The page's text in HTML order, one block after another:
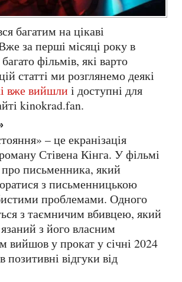
за перші місяці року в
фільмів, які варто
статті ми розглянемо деякі
вже вийшлиі доступні для
kinokrad.fan.
Стівена Кінга. У фільмі
про письменника, який
з письменницькою
проблемами. Одного
з таємничим вбивцею, який
з його власним
у прокат у січні 2024
позитивні відгуки від